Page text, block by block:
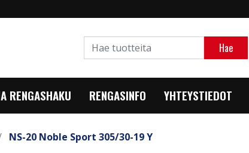
Hae
RENGASHAKU RENGASINFO YHTEYSTIEDOT
NS-20 Noble Sport 305/30-19 Y